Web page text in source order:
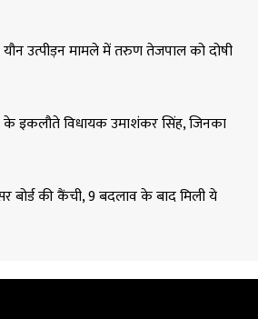
यौन उत्पीड़न मामले में तरुण तेजपाल को दोषी
के इकलौते विधायक उमाशंकर सिंह, जिनका
बोर्ड की कैंची, 9 बदलाव के बाद मिली ये